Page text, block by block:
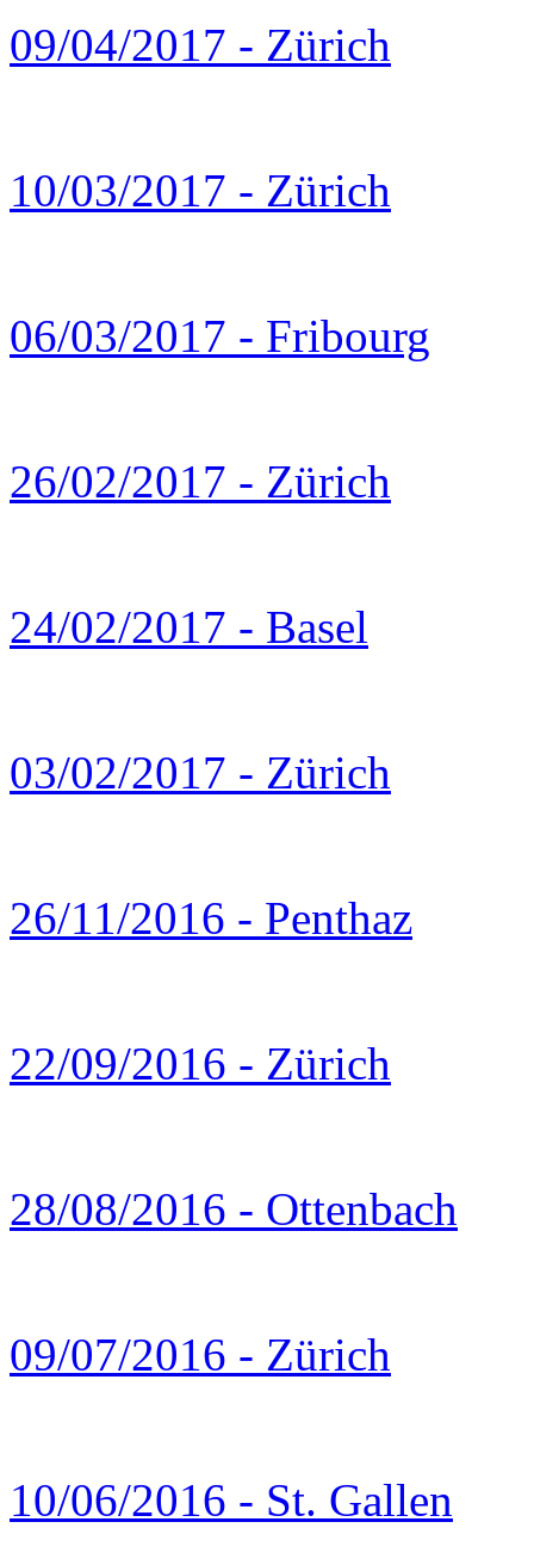
09/04/2017 - Zürich
10/03/2017 - Zürich
06/03/2017 - Fribourg
26/02/2017 - Zürich
24/02/2017 - Basel
03/02/2017 - Zürich
26/11/2016 - Penthaz
22/09/2016 - Zürich
28/08/2016 - Ottenbach
09/07/2016 - Zürich
10/06/2016 - St. Gallen